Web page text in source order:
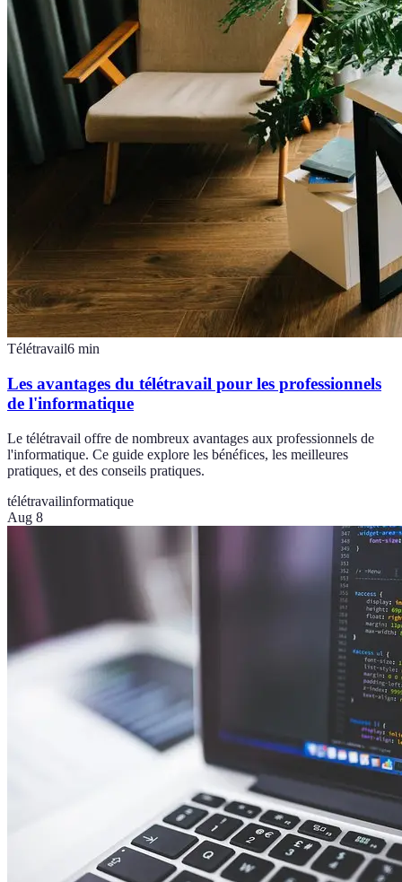
Télétravail6 min
Les avantages du télétravail pour les professionnels
de l'informatique
Le télétravail offre de nombreux avantages aux professionnels de
l'informatique. Ce guide explore les bénéfices, les meilleures
pratiques, et des conseils pratiques.
télétravailinformatique
Aug 8